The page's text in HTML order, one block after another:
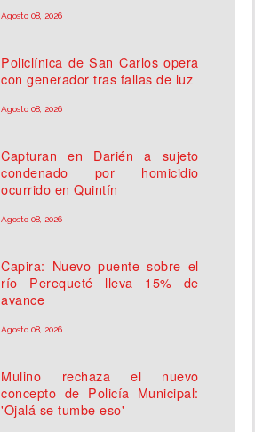
Agosto 08, 2026
Policlínica de San Carlos opera
con generador tras fallas de luz
Agosto 08, 2026
Capturan en Darién a sujeto
condenado por homicidio
ocurrido en Quintín
Agosto 08, 2026
Capira: Nuevo puente sobre el
río Perequeté lleva 15% de
avance
Agosto 08, 2026
Mulino rechaza el nuevo
concepto de Policía Municipal:
'Ojalá se tumbe eso'